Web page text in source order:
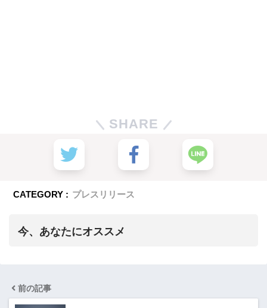
SHARE
CATEGORY : プレスリリース
今、あなたにオススメ
前の記事